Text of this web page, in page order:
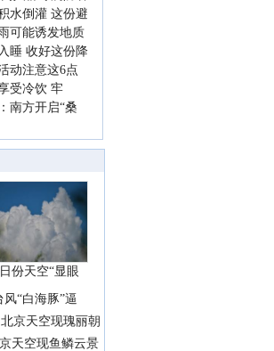
水倒灌 这份避
好
可能诱发地质
兆要知道
睡 收好这份降
动注意这6点
不误
受冷饮 牢
控制”
南方开启“桑
份天空“显眼
包”
风“白海豚”逼
北京天空现瑰丽朝
天空现鱼鳞云景